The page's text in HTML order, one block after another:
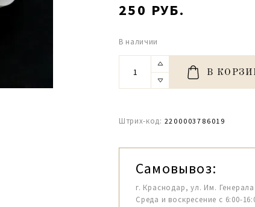
250 РУБ.
В наличии
В
Штрих-код: 2200003786019
Самовывоз:
г. Краснодар, ул. Им.
Среда и воскресение с 6:00-